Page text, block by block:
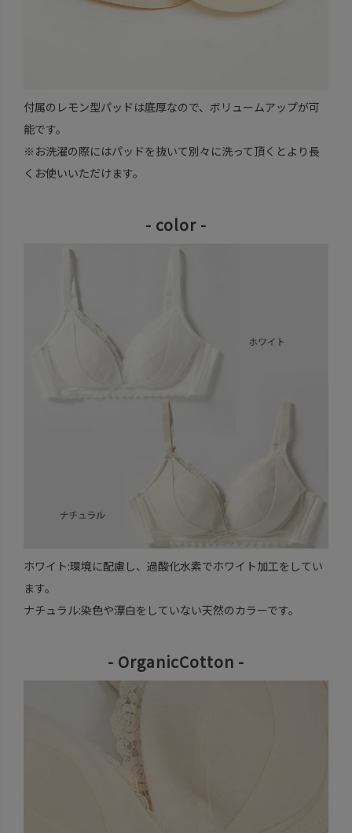
付属のレモン型パッドは底厚なので、ボリュームアップが可
能です。
※お洗濯の際にはパッドを抜いて別々に洗って頂くとより長
くお使いいただけます。
- color -
ホワイト:環境に配慮し、過酸化水素でホワイト加工をしてい
ます。
ナチュラル:染色や漂白をしていない天然のカラーです。
- OrganicCotton -